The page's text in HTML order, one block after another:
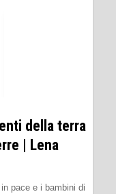
della terra
| Lena
pace e i bambini di